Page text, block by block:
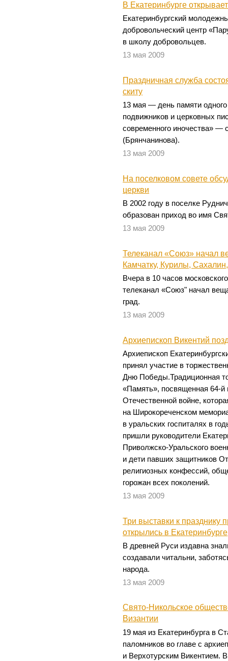
В Екатеринбурге
Екатеринбургский
добровольческий центр
в школу добровольцев.
13 мая 2009
Праздничная служба
скиту
13 мая — день памяти
подвижников и церковных
современного иночества» —
(Брянчанинова).
13 мая 2009
На поселковом совете
церкви
В 2002 году в поселке
образован приход во имя
13 мая 2009
Телеканал «Союз» начал
Камчатку, Курилы,
Вчера в 10 часов
телеканал «Союз" начал
град.
13 мая 2009
Архиепископ Викентий
Архиепископ
принял участие в
Дню Победы.Традиционная
«Память», посвященная 64-
Отечественной войне,
на Широкореченском
в уральских госпиталях в
пришли руководители
Приволжско-Уральского
и дети павших защитников
религиозных конфессий,
горожан всех поколений.
13 мая 2009
Три выставки к празднику
открылись в Екатеринбурге
В древней Руси издавна
создавали читальни,
народа.
13 мая 2009
Свято-Никольское
Византии
19 мая из Екатеринбурга в
паломников во главе с
и Верхотурским Викентием.